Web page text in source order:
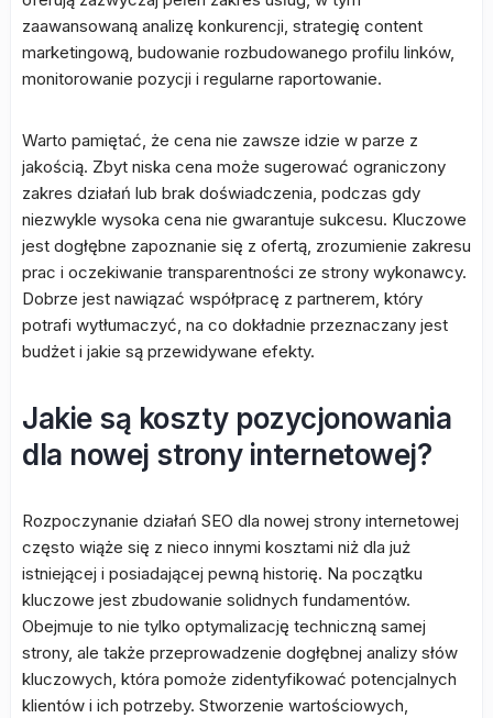
zaawansowaną analizę konkurencji, strategię content
marketingową, budowanie rozbudowanego profilu linków,
monitorowanie pozycji i regularne raportowanie.
Warto pamiętać, że cena nie zawsze idzie w parze z
jakością. Zbyt niska cena może sugerować ograniczony
zakres działań lub brak doświadczenia, podczas gdy
niezwykle wysoka cena nie gwarantuje sukcesu. Kluczowe
jest dogłębne zapoznanie się z ofertą, zrozumienie zakresu
prac i oczekiwanie transparentności ze strony wykonawcy.
Dobrze jest nawiązać współpracę z partnerem, który
potrafi wytłumaczyć, na co dokładnie przeznaczany jest
budżet i jakie są przewidywane efekty.
Jakie są koszty pozycjonowania
dla nowej strony internetowej?
Rozpoczynanie działań SEO dla nowej strony internetowej
często wiąże się z nieco innymi kosztami niż dla już
istniejącej i posiadającej pewną historię. Na początku
kluczowe jest zbudowanie solidnych fundamentów.
Obejmuje to nie tylko optymalizację techniczną samej
strony, ale także przeprowadzenie dogłębnej analizy słów
kluczowych, która pomoże zidentyfikować potencjalnych
klientów i ich potrzeby. Stworzenie wartościowych,